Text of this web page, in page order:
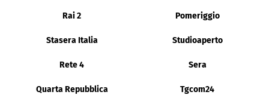
Rai 2 Pomeriggio
Stasera Italia Studioaperto
Rete 4 Sera
Quarta Repubblica Tgcom24